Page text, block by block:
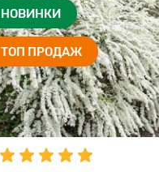
НОВИНКИ
ТОП ПРОДАЖ